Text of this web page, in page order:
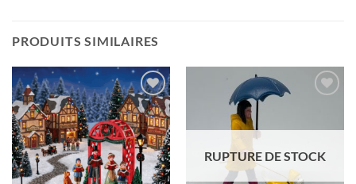
PRODUITS SIMILAIRES
Ajouter
à la liste
d'envie
d'envie
RUPTURE DE STOCK